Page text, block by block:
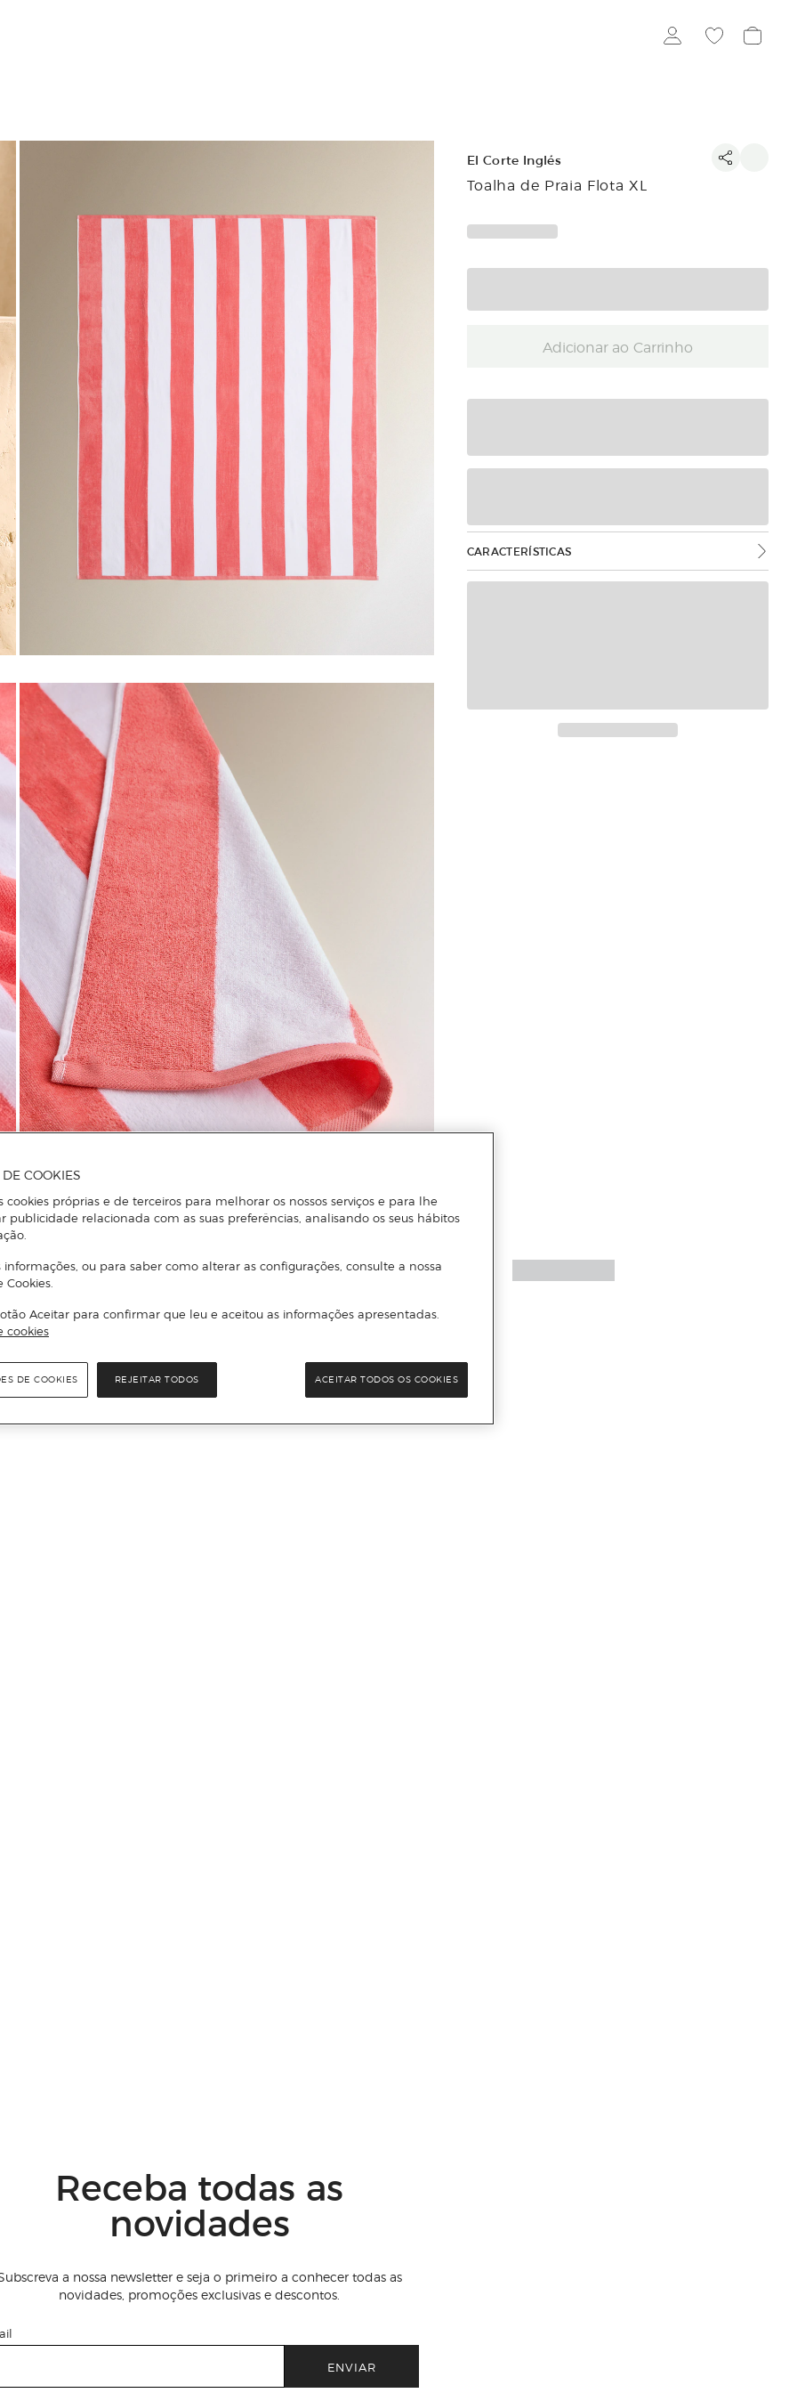
El Corte Inglés
Toalha de Praia Flota XL
Adicionar ao Carrinho
CARACTERÍSTICAS
Mais informações
Receba todas as
novidades
a nossa newsletter e seja o primeiro a conhecer todas as
novidades, promoções exclusivas e descontos.
ENVIAR
COOKIES
cookies próprias e de terceiros para melhorar os nossos serviços e para lhe
publicidade relacionada com as suas preferências, analisando os seus hábitos
informações, ou para saber como alterar as configurações, consulte a nossa
Cookies.
Aceitar para confirmar que leu e aceitou as informações apresentadas.
cookies
REJEITAR TODOS ACEITAR TODOS OS COOKIES
DE COOKIES